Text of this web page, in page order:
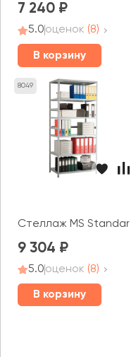
7 240
5.0оценок (8)
В корзину
8049
Стеллаж MS Standart
9 304
5.0оценок (8)
В корзину